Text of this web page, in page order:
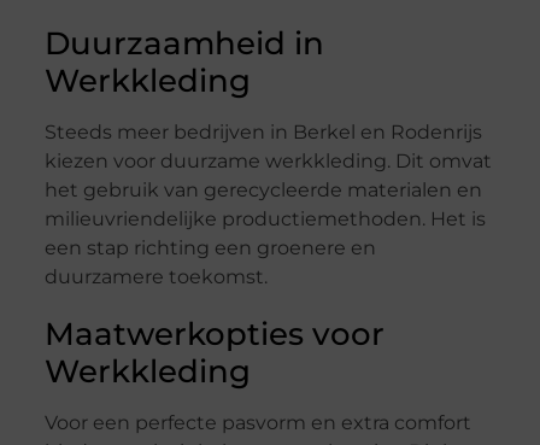
Duurzaamheid in
Werkkleding
Steeds meer bedrijven in Berkel en Rodenrijs
kiezen voor duurzame werkkleding. Dit omvat
het gebruik van gerecycleerde materialen en
milieuvriendelijke productiemethoden. Het is
een stap richting een groenere en
duurzamere toekomst.
Maatwerkopties voor
Werkkleding
Voor een perfecte pasvorm en extra comfort